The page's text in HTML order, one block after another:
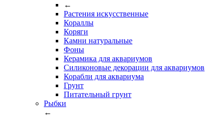
←
Растения искусственные
Кораллы
Коряги
Камни натуральные
Фоны
Керамика для аквариумов
Силиконовые декорации для аквариумов
Корабли для аквариума
Грунт
Питательный грунт
Рыбки
←